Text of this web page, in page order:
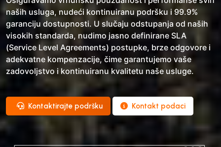
naših usluga, nudeći kontinuiranu podršku i 99.9%
garanciju dostupnosti. U slučaju odstupanja od naših
visokih standarda, nudimo jasno definirane SLA
(Service Level Agreements) postupke, brze odgovore i
adekvatne kompenzacije, čime garantujemo vaše
zadovoljstvo i kontinuiranu kvalitetu naše usluge.
Kontaktirajte podršku Kontakt podaci